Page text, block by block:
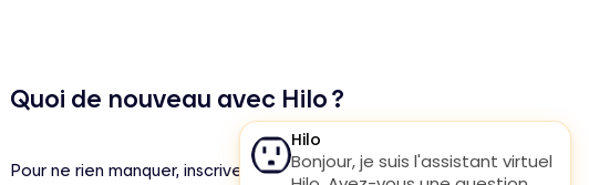
Quoi de nouveau avec Hilo ?
Pour ne rien manquer, inscrivez-vous à notre infolettre !